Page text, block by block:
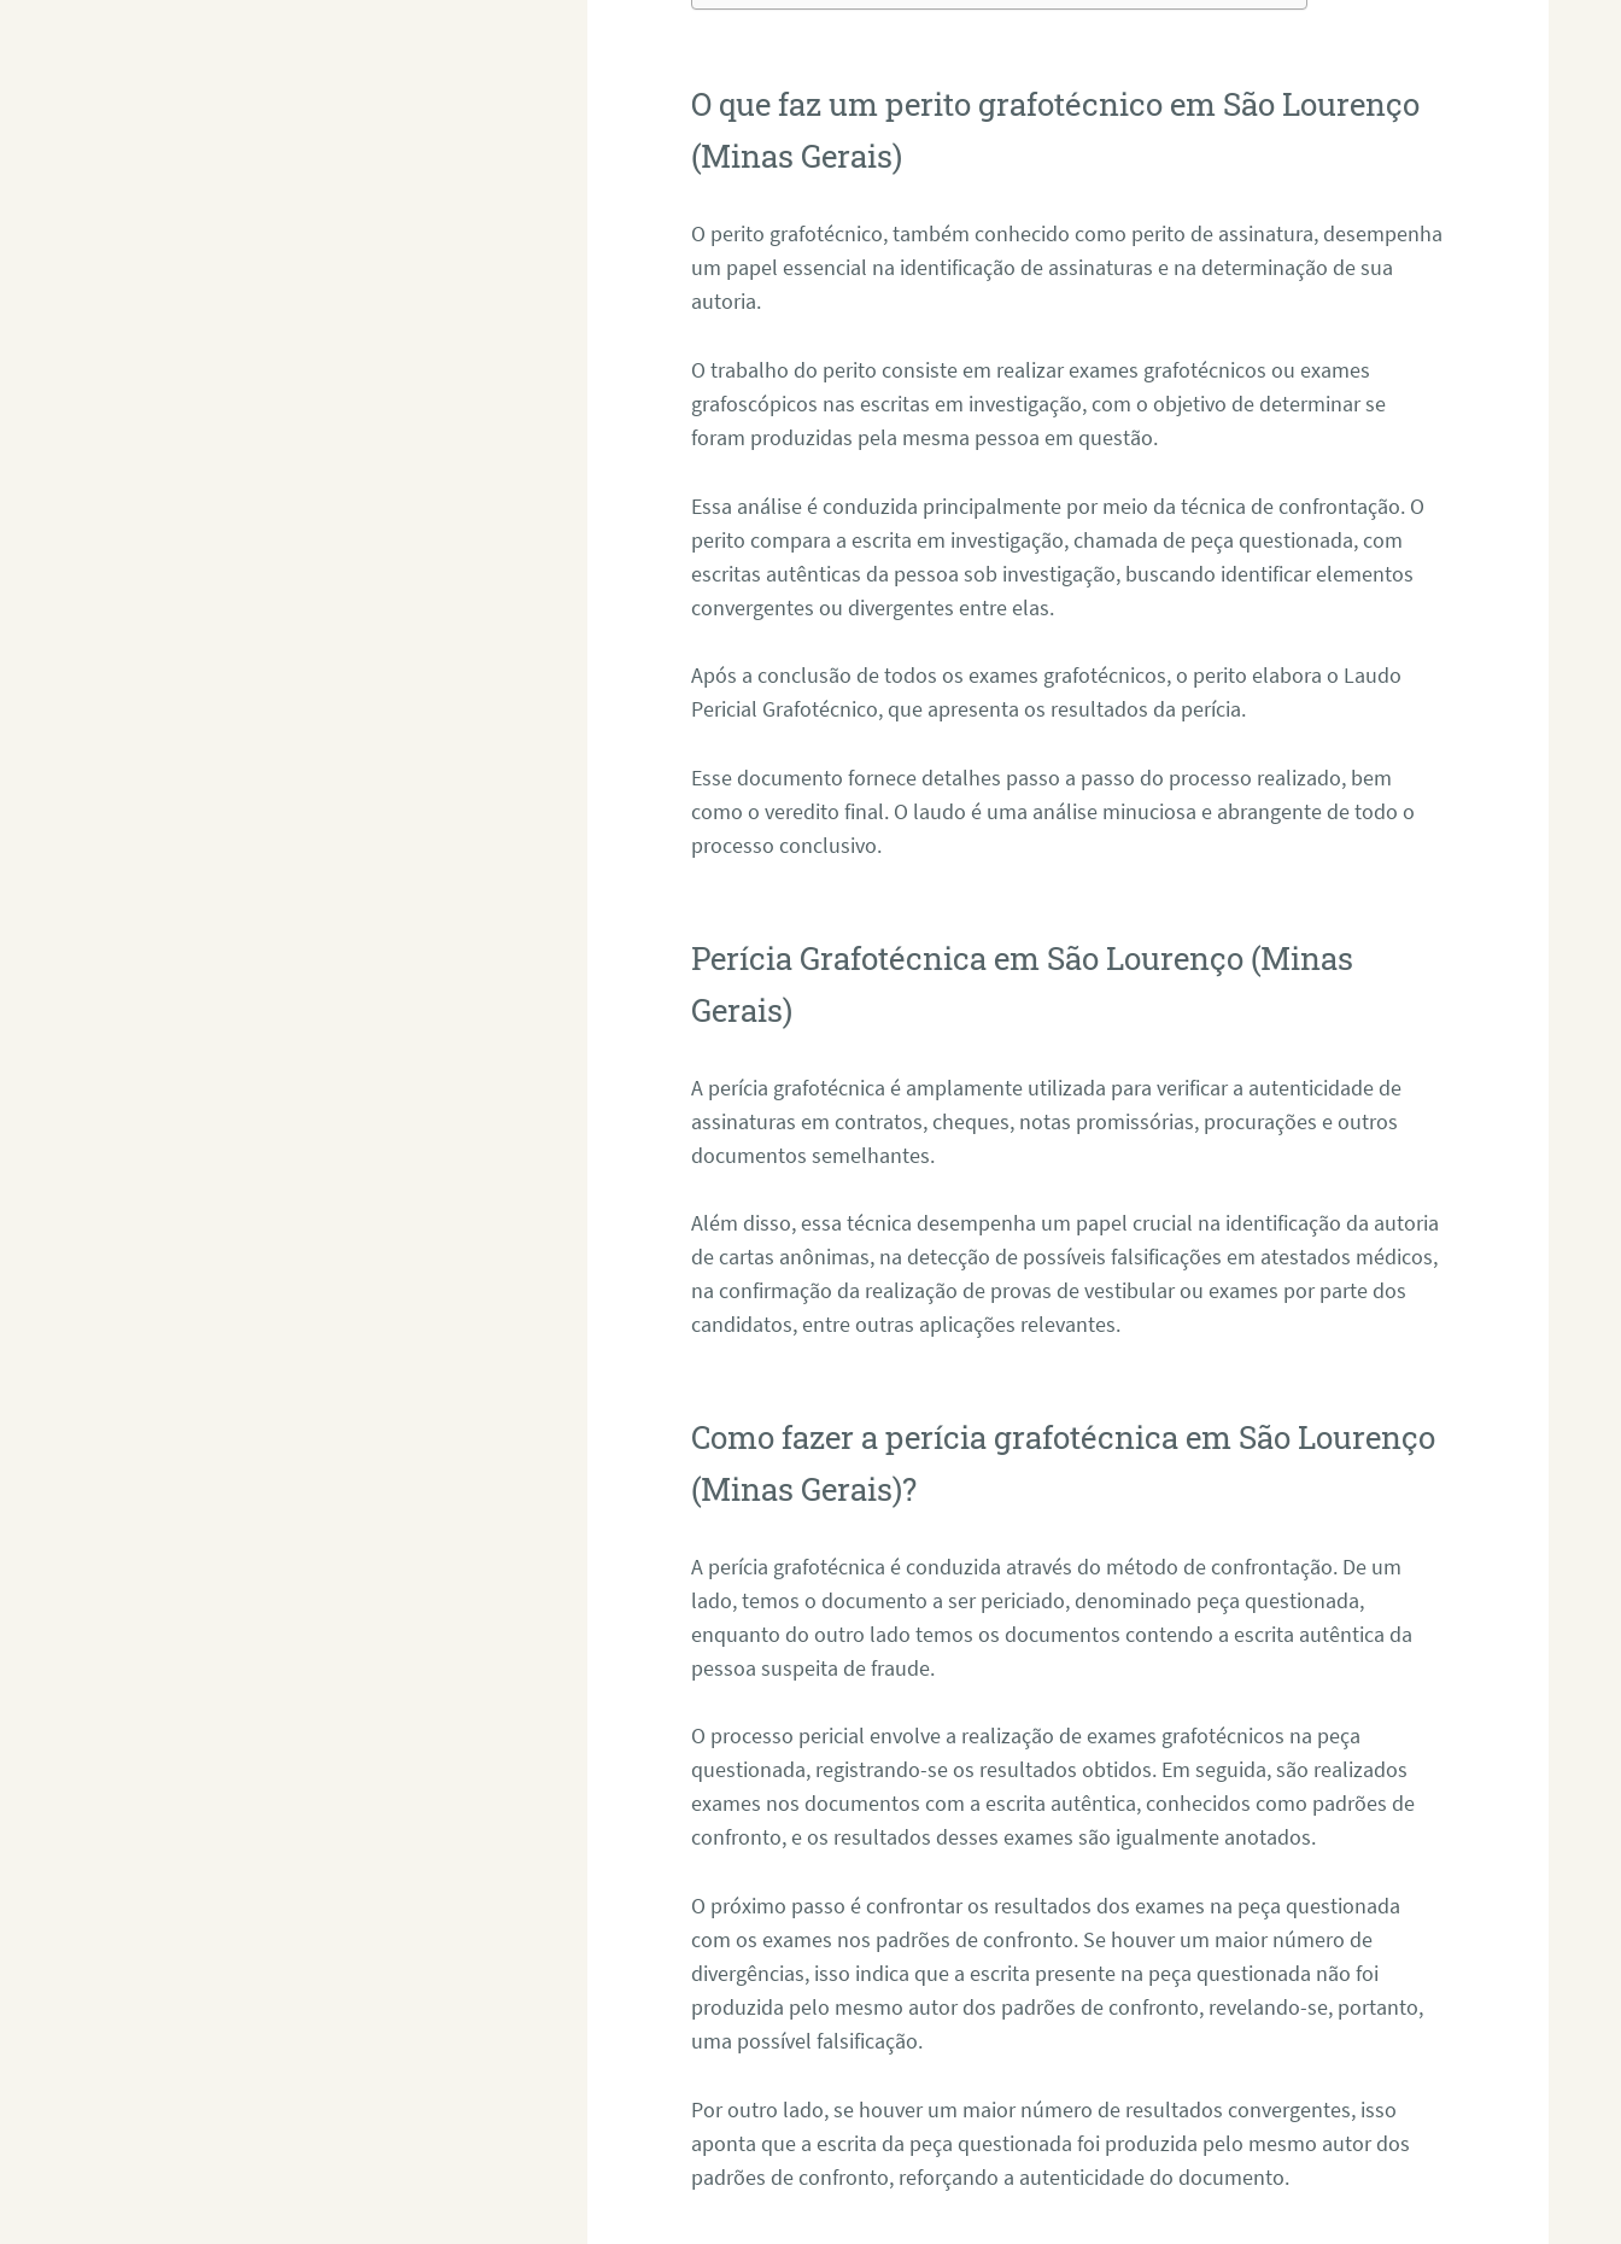
O que faz um perito grafotécnico em São Lourenço
(Minas Gerais)
O perito grafotécnico, também conhecido como perito de assinatura, desempenha
um papel essencial na identificação de assinaturas e na determinação de sua
autoria.
O trabalho do perito consiste em realizar exames grafotécnicos ou exames
grafoscópicos nas escritas em investigação, com o objetivo de determinar se
foram produzidas pela mesma pessoa em questão.
Essa análise é conduzida principalmente por meio da técnica de confrontação. O
perito compara a escrita em investigação, chamada de peça questionada, com
escritas autênticas da pessoa sob investigação, buscando identificar elementos
convergentes ou divergentes entre elas.
Após a conclusão de todos os exames grafotécnicos, o perito elabora o Laudo
Pericial Grafotécnico, que apresenta os resultados da perícia.
Esse documento fornece detalhes passo a passo do processo realizado, bem
como o veredito final. O laudo é uma análise minuciosa e abrangente de todo o
processo conclusivo.
Perícia Grafotécnica em São Lourenço (Minas
Gerais)
A perícia grafotécnica é amplamente utilizada para verificar a autenticidade de
assinaturas em contratos, cheques, notas promissórias, procurações e outros
documentos semelhantes.
Além disso, essa técnica desempenha um papel crucial na identificação da autoria
de cartas anônimas, na detecção de possíveis falsificações em atestados médicos,
na confirmação da realização de provas de vestibular ou exames por parte dos
candidatos, entre outras aplicações relevantes.
Como fazer a perícia grafotécnica em São Lourenço
(Minas Gerais)?
A perícia grafotécnica é conduzida através do método de confrontação. De um
lado, temos o documento a ser periciado, denominado peça questionada,
enquanto do outro lado temos os documentos contendo a escrita autêntica da
pessoa suspeita de fraude.
O processo pericial envolve a realização de exames grafotécnicos na peça
questionada, registrando-se os resultados obtidos. Em seguida, são realizados
exames nos documentos com a escrita autêntica, conhecidos como padrões de
confronto, e os resultados desses exames são igualmente anotados.
O próximo passo é confrontar os resultados dos exames na peça questionada
com os exames nos padrões de confronto. Se houver um maior número de
divergências, isso indica que a escrita presente na peça questionada não foi
produzida pelo mesmo autor dos padrões de confronto, revelando-se, portanto,
uma possível falsificação.
Por outro lado, se houver um maior número de resultados convergentes, isso
aponta que a escrita da peça questionada foi produzida pelo mesmo autor dos
padrões de confronto, reforçando a autenticidade do documento.